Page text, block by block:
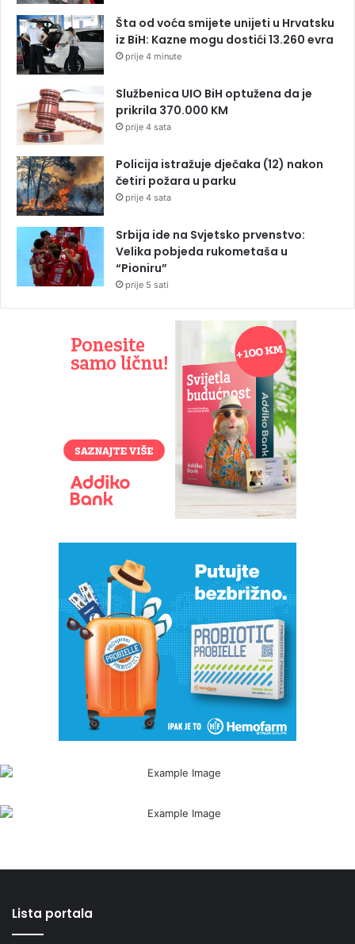
Šta od voća smijete unijeti u Hrvatsku
iz BiH: Kazne mogu dostići 13.260 evra
prije 4 minute
Službenica UIO BiH optužena da je
prikrila 370.000 KM
prije 4 sata
Policija istražuje dječaka (12) nakon
četiri požara u parku
prije 4 sata
Srbija ide na Svjetsko prvenstvo:
Velika pobjeda rukometaša u
“Pioniru”
prije 5 sati
Lista portala